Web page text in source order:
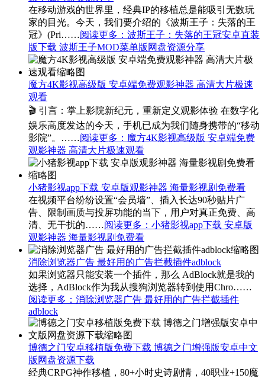
在移动游戏的世界里，经典IP的移植总是能吸引无数玩
家的目光。今天，我们要介绍的《波斯王子：失落的王
冠》(Pri……阅读更多 ：波斯王子：失落的王冠安卓直装
版下载 波斯王子MOD菜单版网盘资源分享
魔方4K影视高级版 安卓端免费观影神器 高清大片极速
观看
🎬 引言：掌上影院新纪元，重新定义观影体验 在数字化
娱乐高度发达的今天，手机已成为我们随身携带的“移动
影院”。……阅读更多 ：魔方4K影视高级版 安卓端免费
观影神器 高清大片极速观看
小猪影视app下载 安卓版观影神器 海量影视剧免费看
在视频平台纷纷设置“会员墙”、插入长达90秒贴片广
告、限制画质与投屏功能的当下，用户对真正免费、高
清、无干扰的……阅读更多 ：小猪影视app下载 安卓版
观影神器 海量影视剧免费看
消除浏览器广告 最好用的广告拦截插件adblock
如果浏览器只能安装一个插件，那么 AdBlock就是我的
选择，AdBlock作为我从搜狗浏览器转到使用Chro……
阅读更多 ：消除浏览器广告 最好用的广告拦截插件
adblock
博德之门安卓移植版免费下载 博德之门增强版安卓中文
版网盘资源下载
经典CRPG神作移植，80+小时史诗剧情，40职业+150魔